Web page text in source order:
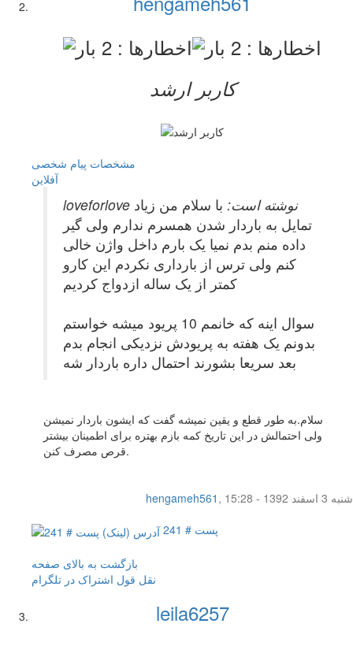
کاربر ارشد
مشخصات پیام شخصی
آفلاين
loveforlove نوشته است: با سلام من زیاد
تمایل به باردار شدن همسرم ندارم ولی گیر
داده منم بدم نمیا یک بارم داخل واژن خالی
کنم ولی ترس از بارداری نکردم این کارو
کمتر از یک ساله ازدواج کردیم
سوال اینه که خانمم 10 پریود میشه خواستم
بدونم یک هفته به پریودش نزدیکی انجام بدم
بعد سریعا بشورند احتمال داره باردار شه
سلام.به طور قطع و یقین نمیشه گفت که ایشون باردار نمیشن
ولی احتمالش در این تاریخ کمه بازم بهتره برای اطمینان بیشتر
قرص مصرف کنن.
hengameh561 ,
شنبه 3 اسفند 1392 - 15:28
پست # 241
بازگشت به بالای صفحه
نقل قول اشتراک در تلگرام
leila6257